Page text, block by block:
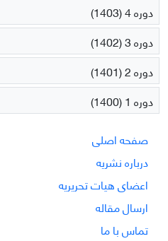
دوره 4 (1403)
دوره 3 (1402)
دوره 2 (1401)
دوره 1 (1400)
صفحه اصلی
درباره نشریه
اعضای هیات تحریریه
ارسال مقاله
تماس با ما